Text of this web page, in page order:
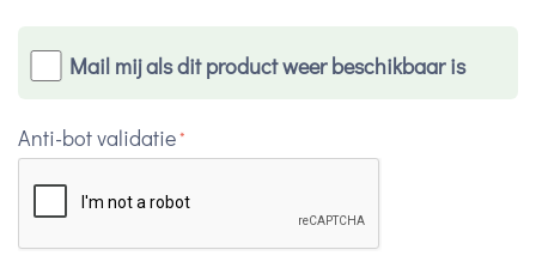
Mail mij als dit product weer beschikbaar is
Anti-bot validatie